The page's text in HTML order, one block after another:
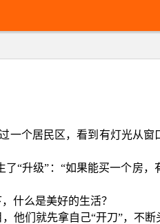
一个居民区，看到有灯光从
了“升级”：“如果能买一个房
什么是美好的生活？
他们就先拿自己“开刀”，不